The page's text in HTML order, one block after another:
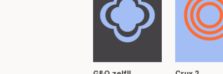
In het oog:
Cornea = 40Dpt
Lens = 20 Dpt